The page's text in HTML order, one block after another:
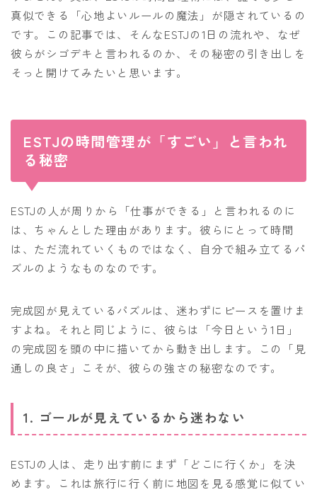
真似できる「心地よいルールの魔法」が隠されているの
です。この記事では、そんなESTJの1日の流れや、なぜ
彼らがシゴデキと言われるのか、その秘密の引き出しを
そっと開けてみたいと思います。
ESTJの時間管理が「すごい」と言われ
る秘密
ESTJの人が周りから「仕事ができる」と言われるのに
は、ちゃんとした理由があります。彼らにとって時間
は、ただ流れていくものではなく、自分で組み立てるパ
ズルのようなものなのです。
完成図が見えているパズルは、迷わずにピースを置けま
すよね。それと同じように、彼らは「今日という1日」
の完成図を頭の中に描いてから動き出します。この「見
通しの良さ」こそが、彼らの強さの秘密なのです。
1. ゴールが見えているから迷わない
ESTJの人は、走り出す前にまず「どこに行くか」を決
めます。これは旅行に行く前に地図を見る感覚に似てい